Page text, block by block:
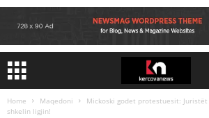
Home Maqedoni
Mickoski godet protestuesit:
shkelin ligjin!